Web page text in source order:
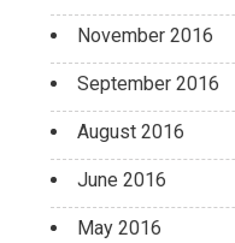
November 2016
September 2016
August 2016
June 2016
May 2016